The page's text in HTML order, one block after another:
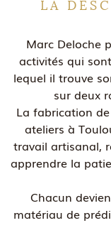
LA
Marc Deloche
activités qui
lequel il trouve
sur deux
La fabrication
ateliers à
travail artisanal,
apprendre la
Chacun
matériau de